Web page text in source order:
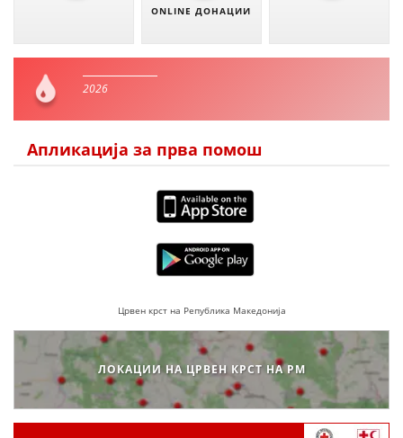
ONLINE ДОНАЦИИ
2026
Апликација за прва помош
Црвен крст на Република Македонија
ЛОКАЦИИ НА ЦРВЕН КРСТ НА РМ